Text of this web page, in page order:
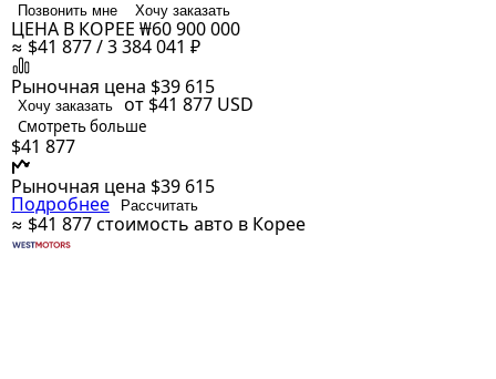
Позвонить мне
Хочу заказать
ЦЕНА В КОРЕЕ ₩60 900 000
≈ $41 877 / 3 384 041 ₽
Рыночная цена $39 615
Хочу заказать от $41 877 USD
Смотреть больше
$41 877
Рыночная цена $39 615
Подробнее Рассчитать
≈ $41 877стоимость авто в Корее